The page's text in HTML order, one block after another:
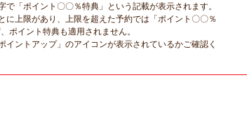
「ポイント〇〇％特典」という記載が表示されます。
に上限があり、上限を超えた予約では「ポイント〇〇％
ポイント特典も適用されません。
イントアップ」のアイコンが表示されているかご確認く